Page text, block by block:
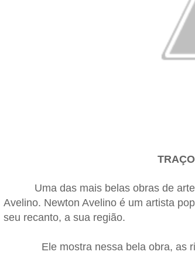
Uma das mais belas obras de
Avelino. Newton Avelino é um artista
seu recanto, a sua região.
Ele mostra nessa bela obra, as